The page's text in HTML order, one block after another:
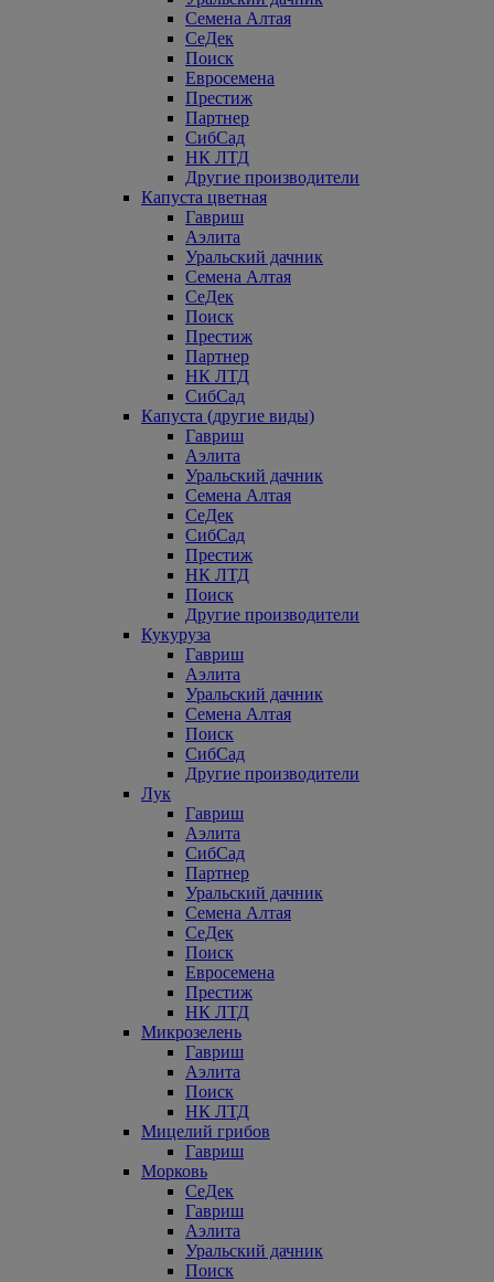
Семена Алтая
СеДек
Поиск
Евросемена
Престиж
Партнер
СибСад
НК ЛТД
Другие производители
Капуста цветная
Гавриш
Аэлита
Уральский дачник
Семена Алтая
СеДек
Поиск
Престиж
Партнер
НК ЛТД
СибСад
Капуста (другие виды)
Гавриш
Аэлита
Уральский дачник
Семена Алтая
СеДек
СибСад
Престиж
НК ЛТД
Поиск
Другие производители
Кукуруза
Гавриш
Аэлита
Уральский дачник
Семена Алтая
Поиск
СибСад
Другие производители
Лук
Гавриш
Аэлита
СибСад
Партнер
Уральский дачник
Семена Алтая
СеДек
Поиск
Евросемена
Престиж
НК ЛТД
Микрозелень
Гавриш
Аэлита
Поиск
НК ЛТД
Мицелий грибов
Гавриш
Морковь
СеДек
Гавриш
Аэлита
Уральский дачник
Поиск